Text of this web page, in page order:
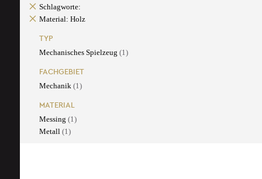
Schlagworte:
Material: Holz
TYP
Mechanisches Spielzeug (1)
FACHGEBIET
Mechanik (1)
MATERIAL
Messing (1)
Metall (1)